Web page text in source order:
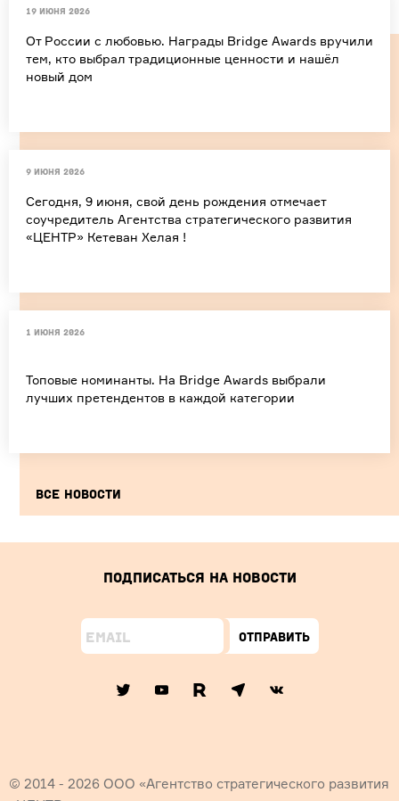
19 июня 2026
От России с любовью. Награды Bridge Awards вручили
тем, кто выбрал традиционные ценности и нашёл
новый дом
9 июня 2026
Сегодня, 9 июня, свой день рождения отмечает
соучредитель Агентства стратегического развития
«ЦЕНТР» Кетеван Хелая !
1 июня 2026
Топовые номинанты. На Bridge Awards выбрали
лучших претендентов в каждой категории
Все новости
Подписаться на новости
Отправить
© 2014 - 2026 ООО «Агентство стратегического развития